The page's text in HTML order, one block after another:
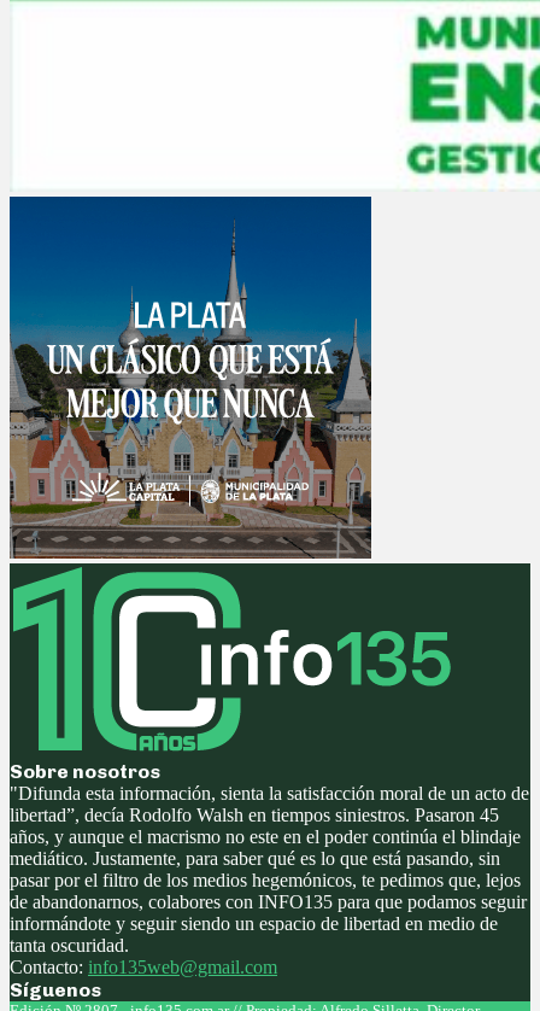
Sobre nosotros
"Difunda esta información, sienta la satisfacción moral de un acto de
libertad”, decía Rodolfo Walsh en tiempos siniestros. Pasaron 45
años, y aunque el macrismo no este en el poder continúa el blindaje
mediático. Justamente, para saber qué es lo que está pasando, sin
pasar por el filtro de los medios hegemónicos, te pedimos que, lejos
de abandonarnos, colabores con INFO135 para que podamos seguir
informándote y seguir siendo un espacio de libertad en medio de
tanta oscuridad.
Contacto: info135web@gmail.com
Síguenos